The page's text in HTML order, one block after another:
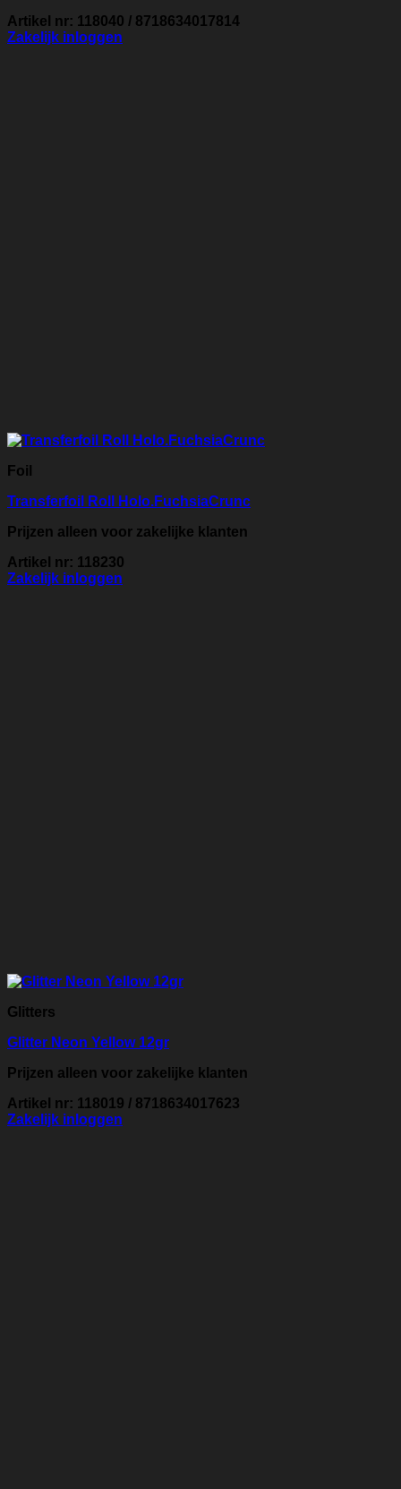
Artikel nr: 118040 / 8718634017814
Zakelijk inloggen
Foil
Transferfoil Roll Holo.FuchsiaCrunc
Prijzen alleen voor zakelijke klanten
Artikel nr: 118230
Zakelijk inloggen
Glitters
Glitter Neon Yellow 12gr
Prijzen alleen voor zakelijke klanten
Artikel nr: 118019 / 8718634017623
Zakelijk inloggen